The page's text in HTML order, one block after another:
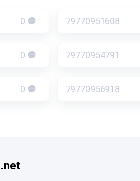
0 79770951608
0 79770954791
0 79770956918